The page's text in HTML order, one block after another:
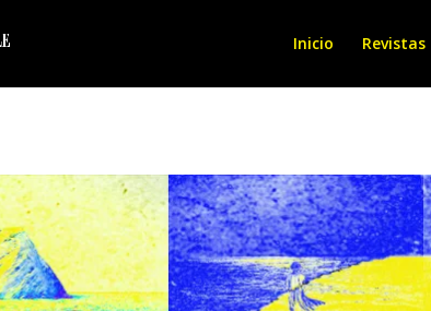
Inicio Revistas